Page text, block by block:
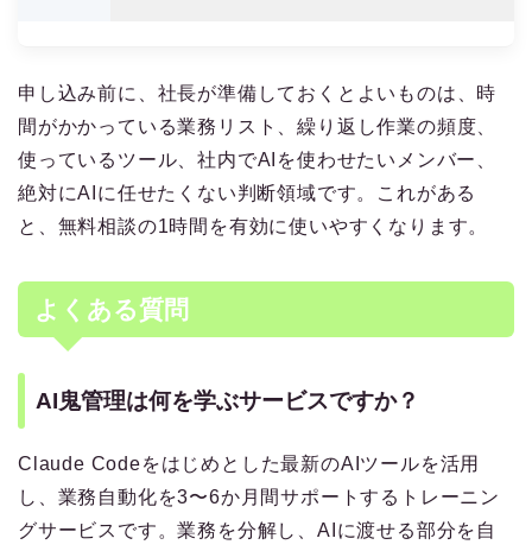
申し込み前に、社長が準備しておくとよいものは、時
間がかかっている業務リスト、繰り返し作業の頻度、
使っているツール、社内でAIを使わせたいメンバー、
絶対にAIに任せたくない判断領域です。これがある
と、無料相談の1時間を有効に使いやすくなります。
よくある質問
AI鬼管理は何を学ぶサービスですか？
Claude Codeをはじめとした最新のAIツールを活用
し、業務自動化を3〜6か月間サポートするトレーニン
グサービスです。業務を分解し、AIに渡せる部分を自